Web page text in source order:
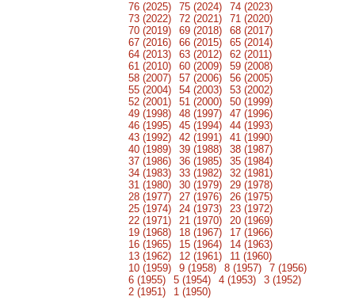
76 (2025) 75 (2024)
74 (2023)
73 (2022)
72 (2021)
71 (2020)
70 (2019)
69 (2018)
68 (2017)
67 (2016)
66 (2015)
65 (2014)
64 (2013)
63 (2012)
62 (2011)
61 (2010)
60 (2009)
59 (2008)
58 (2007)
57 (2006)
56 (2005)
55 (2004)
54 (2003)
53 (2002)
52 (2001)
51 (2000)
50 (1999)
49 (1998)
48 (1997)
47 (1996)
46 (1995)
45 (1994)
44 (1993)
43 (1992)
42 (1991)
41 (1990)
40 (1989)
39 (1988)
38 (1987)
37 (1986)
36 (1985)
35 (1984)
34 (1983)
33 (1982)
32 (1981)
31 (1980)
30 (1979)
29 (1978)
28 (1977)
27 (1976)
26 (1975)
25 (1974)
24 (1973)
23 (1972)
22 (1971)
21 (1970)
20 (1969)
19 (1968)
18 (1967)
17 (1966)
16 (1965)
15 (1964)
14 (1963)
13 (1962)
12 (1961)
11 (1960)
10 (1959)
9 (1958) 8 (1957)
7 (1956)
6 (1955)
5 (1954) 4 (1953)
3 (1952)
2 (1951)
1 (1950)